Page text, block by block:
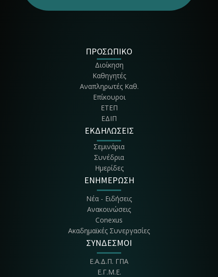
Τμήμα Περιφερειακής & Οικονομ. Ανάπτυξης
Τμήμα Διοίκησης Συστημάτων Εφοδια-σμού
Τμήμα Διοίκησης, Οικονομίας & Επικοι-νωνίας Πολιτιστικών &
Τουριστικών Μονά-δων - ΔΟΕΠΤΜ
ΠΡΟΣΩΠΙΚΟ
Διοίκηση
Καθηγητές
Αναπληρωτές Καθ.
Επίκουροι
ΕΤΕΠ
ΕΔΙΠ
ΕΚΔΗΛΩΣΕΙΣ
Σεμινάρια
Συνέδρια
Ημερίδες
ΕΝΗΜΕΡΩΣΗ
Νέα - Ειδήσεις
Ανακοινώσεις
Conexus
Ακαδημαϊκές Συνεργασίες
ΣΥΝΔΕΣΜΟΙ
Ε.Α.Δ.Π. ΓΠΑ
Ε.Γ.Μ.Ε.